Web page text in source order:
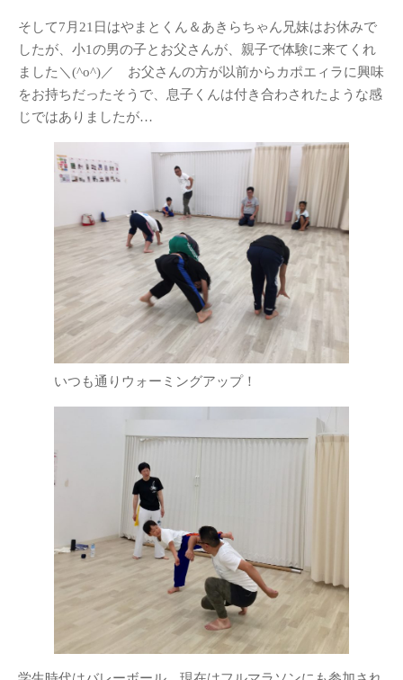
そして7月21日はやまとくん＆あきらちゃん兄妹はお休みで
したが、小1の男の子とお父さんが、親子で体験に来てくれ
ました＼(^o^)／ お父さんの方が以前からカポエィラに興味
をお持ちだったそうで、息子くんは付き合わされたような感
じではありましたが…
いつも通りウォーミングアップ！